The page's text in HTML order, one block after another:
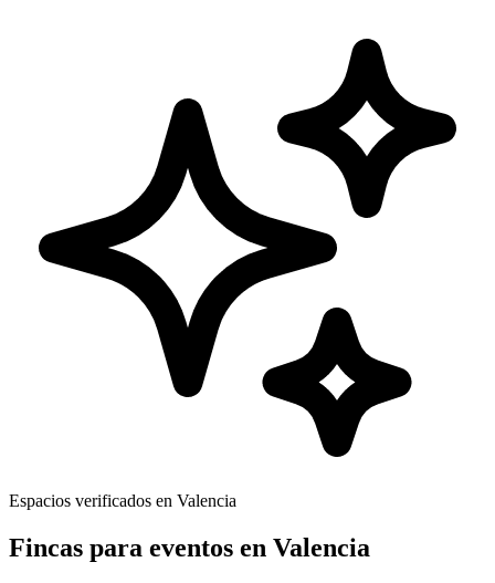
Espacios verificados en Valencia
Fincas para eventos en Valencia